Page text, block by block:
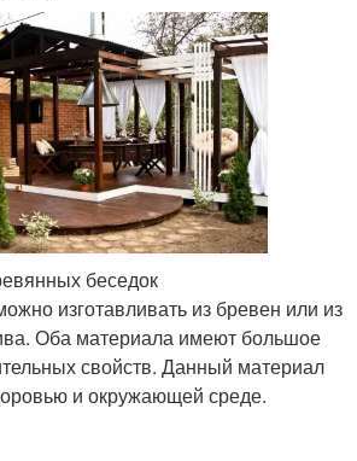
беседок
изготавливать из бревен или из
Оба материала имеют большое
свойств. Данный материал
и окружающей среде.